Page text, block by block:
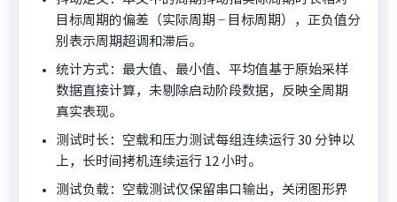
目标周期的偏差（实际周期 − 目标周期），正负值分
别表示周期超调和滞后。
统计方式：最大值、最小值、平均值基于原始采样
数据直接计算，未剔除启动阶段数据，反映全周期
真实表现。
测试时长：空载和压力测试每组连续运行 30 分钟以
上，长时间拷机连续运行 12 小时。
测试负载：空载测试仅保留串口输出，关闭图形界